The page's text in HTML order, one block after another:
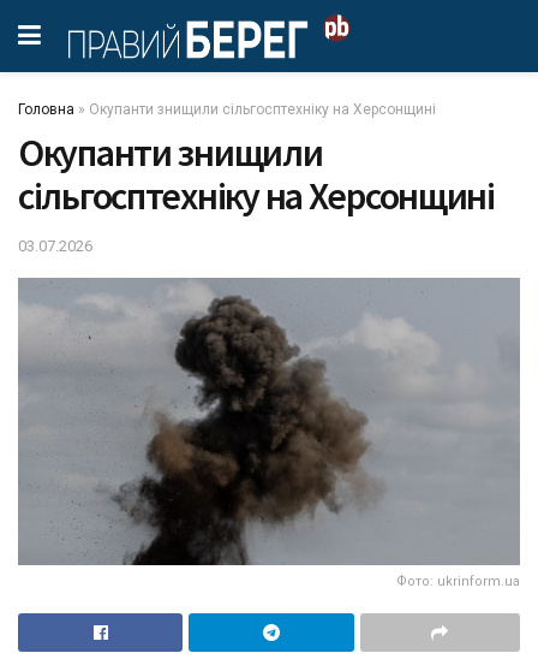
Головна » Окупанти знищили сільгосптехніку на Херсонщині
Окупанти знищили
сільгосптехніку на Херсонщині
03.07.2026
Фото: ukrinform.ua